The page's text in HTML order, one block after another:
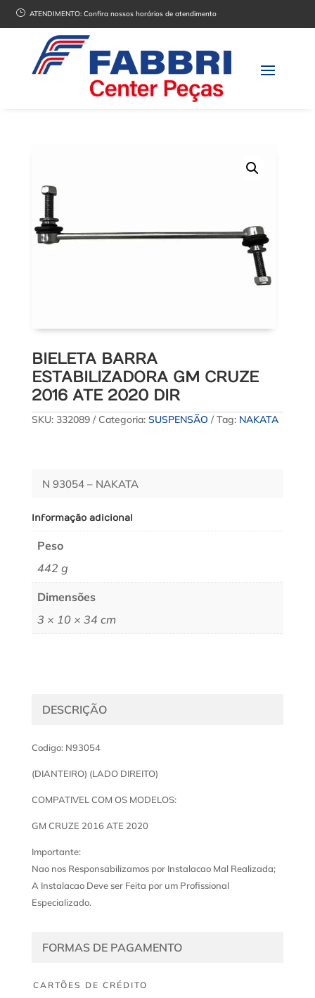
} ATENDIMENTO:Confira nossos horários de atendimento
BIELETA BARRA
ESTABILIZADORA GM CRUZE
2016 ATE 2020 DIR
SKU: 332089 Categoria: SUSPENSÃO Tag: NAKATA
N 93054 – NAKATA
Informação adicional
Peso
442 g
Dimensões
3 × 10 × 34 cm
DESCRIÇÃO
Codigo: N93054
(DIANTEIRO) (LADO DIREITO)
COMPATIVEL COM OS MODELOS:
GM CRUZE 2016 ATE 2020
Importante:
Nao nos Responsabilizamos por Instalacao Mal Realizada;
A Instalacao Deve ser Feita por um Profissional
Especializado.
FORMAS DE PAGAMENTO
CARTÕES DE CRÉDITO